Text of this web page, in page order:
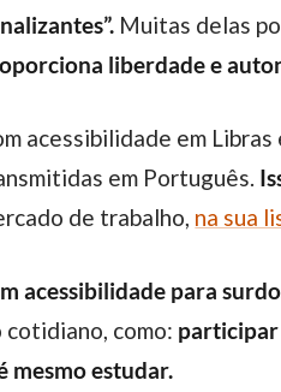
Muitas delas
liberdade e
acessibilidade em Libras
em Português.
de trabalho, na sua
acessibilidade para
cotidiano, como: participar
mesmo estudar.